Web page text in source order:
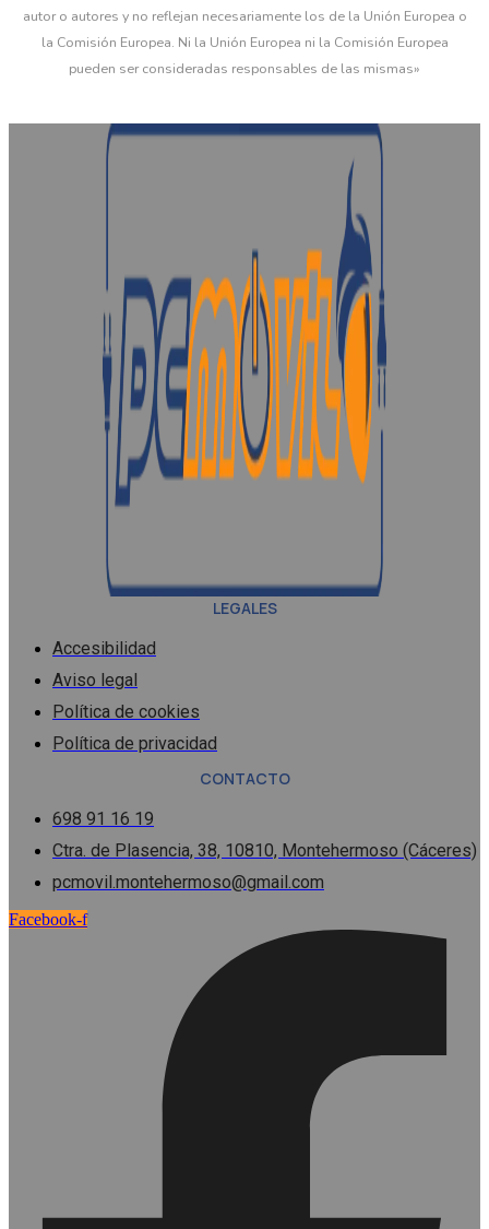
autor o autores y no reflejan necesariamente los de la Unión Europea o
la Comisión Europea. Ni la Unión Europea ni la Comisión Europea
pueden ser consideradas responsables de las mismas»
LEGALES
Accesibilidad
Aviso legal
Política de cookies
Política de privacidad
CONTACTO
698 91 16 19
Ctra. de Plasencia, 38, 10810, Montehermoso (Cáceres)
pcmovil.montehermoso@gmail.com
Facebook-f